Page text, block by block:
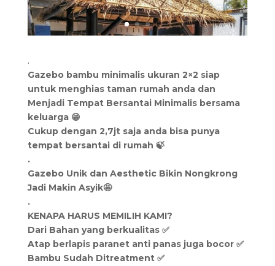
.
Gazebo bambu minimalis ukuran 2×2 siap
untuk menghias taman rumah anda dan
Menjadi Tempat Bersantai Minimalis bersama
keluarga 😁
Cukup dengan 2,7jt saja anda bisa punya
tempat bersantai di rumah 🍃
.
Gazebo Unik dan Aesthetic Bikin Nongkrong
Jadi Makin Asyik🤩
.
KENAPA HARUS MEMILIH KAMI?
Dari Bahan yang berkualitas ✅
Atap berlapis paranet anti panas juga bocor ✅
Bambu Sudah Ditreatment ✅